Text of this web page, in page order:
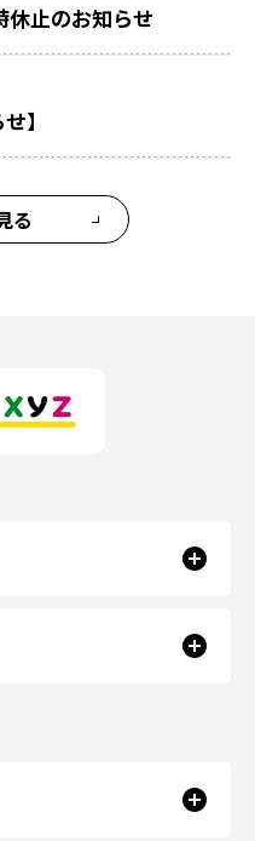
休止のお知らせ
】
る